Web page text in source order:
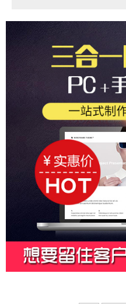
河南 河北 苏州 东莞 宁波
杭州 无锡 佛山 南京 郑州
Link 做国外网站多少费
立站 - 锚定全球客群，实
钱？国外网站制作价格费用